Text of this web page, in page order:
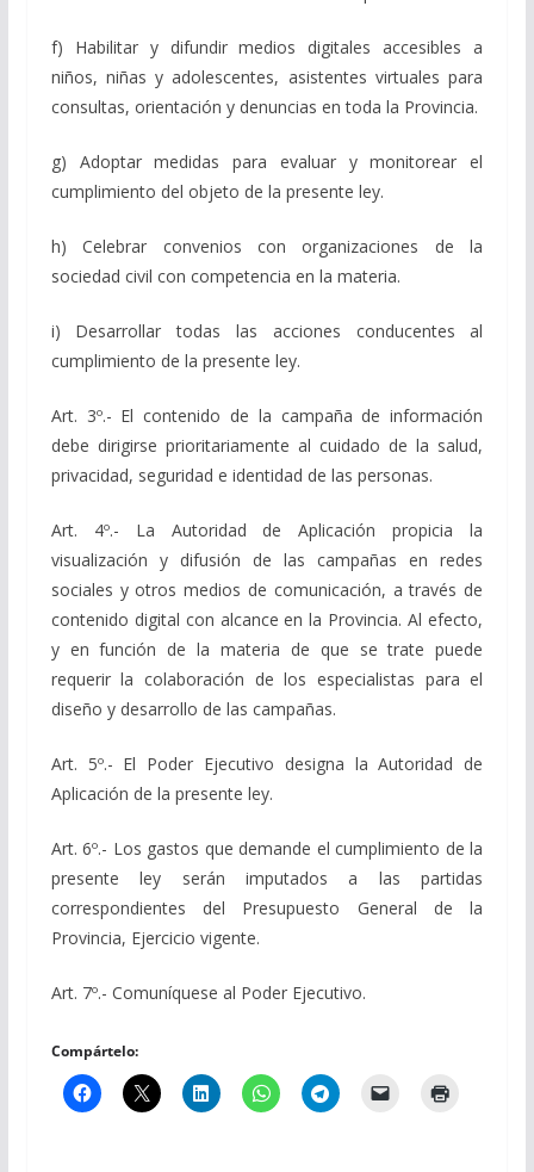
f) Habilitar y difundir medios digitales accesibles a
niños, niñas y adolescentes, asistentes virtuales para
consultas, orientación y denuncias en toda la Provincia.
g) Adoptar medidas para evaluar y monitorear el
cumplimiento del objeto de la presente ley.
h) Celebrar convenios con organizaciones de la
sociedad civil con competencia en la materia.
i) Desarrollar todas las acciones conducentes al
cumplimiento de la presente ley.
Art. 3º.- El contenido de la campaña de información
debe dirigirse prioritariamente al cuidado de la salud,
privacidad, seguridad e identidad de las personas.
Art. 4º.- La Autoridad de Aplicación propicia la
visualización y difusión de las campañas en redes
sociales y otros medios de comunicación, a través de
contenido digital con alcance en la Provincia. Al efecto,
y en función de la materia de que se trate puede
requerir la colaboración de los especialistas para el
diseño y desarrollo de las campañas.
Art. 5º.- El Poder Ejecutivo designa la Autoridad de
Aplicación de la presente ley.
Art. 6º.- Los gastos que demande el cumplimiento de la
presente ley serán imputados a las partidas
correspondientes del Presupuesto General de la
Provincia, Ejercicio vigente.
Art. 7º.- Comuníquese al Poder Ejecutivo.
Compártelo: